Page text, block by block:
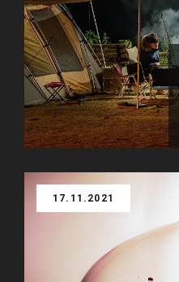
17.11.2021